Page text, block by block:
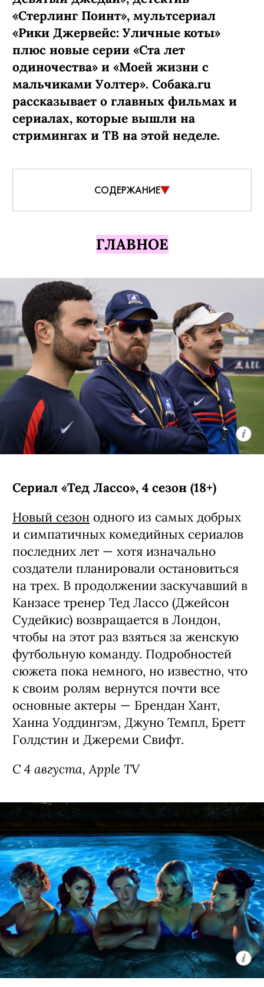
«Стерлинг Поинт», мультсериал
«Рики Джервейс: Уличные коты»
плюс новые серии «Ста лет
одиночества» и «Моей жизни с
мальчиками Уолтер». Собака.ru
рассказывает о главных фильмах и
сериалах, которые вышли на
стримингах и ТВ на этой неделе.
СОДЕРЖАНИЕ
ГЛАВНОЕ
Сериал «Тед Лассо», 4 сезон (18+)
Новый сезон одного из самых добрых
и симпатичных комедийных сериалов
последних лет — хотя изначально
создатели планировали остановиться
на трех. В продолжении заскучавший в
Канзасе тренер Тед Лассо (Джейсон
Судейкис) возвращается в Лондон,
чтобы на этот раз взяться за женскую
футбольную команду. Подробностей
сюжета пока немного, но известно, что
к своим ролям вернутся почти все
основные актеры — Брендан Хант,
Ханна Уоддингэм, Джуно Темпл, Бретт
Голдстин и Джереми Свифт.
С 4 августа, Apple TV